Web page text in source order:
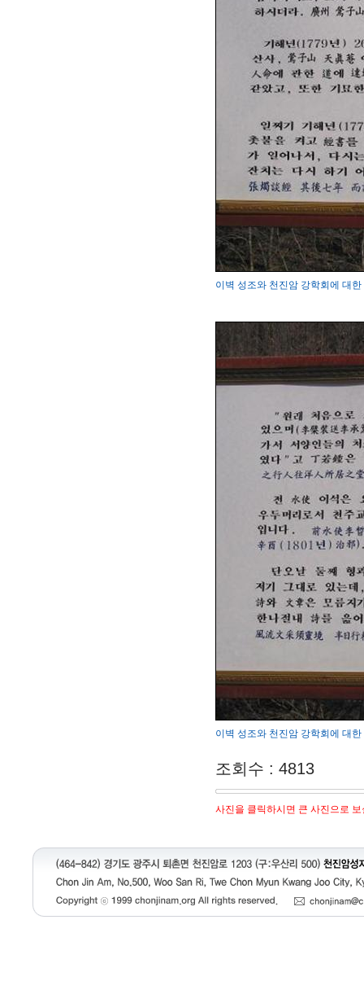
이벽 성조와 천진암 강학회에 대한
이벽 성조와 천진암 강학회에 대한
조회수 : 4813
사진을 클릭하시면 큰 사진으로